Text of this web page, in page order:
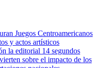
Juegos Centroamericanos
y actos artísticos
la editorial 14 segundos
sobre el impacto de los